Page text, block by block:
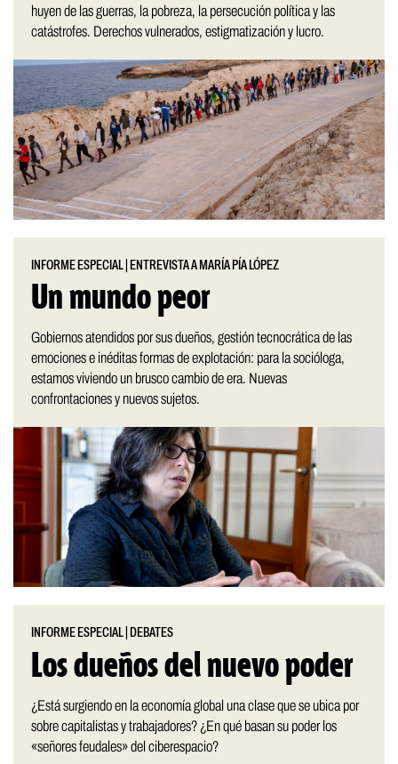
huyen de las guerras, la pobreza, la persecución política y las
catástrofes. Derechos vulnerados, estigmatización y lucro.
INFORME ESPECIAL ENTREVISTA A MARÍA PÍA LÓPEZ
Un mundo peor
Gobiernos atendidos por sus dueños, gestión tecnocrática de las
emociones e inéditas formas de explotación: para la socióloga,
estamos viviendo un brusco cambio de era. Nuevas
confrontaciones y nuevos sujetos.
INFORME ESPECIAL DEBATES
Los dueños del nuevo poder
¿Está surgiendo en la economía global una clase que se ubica por
sobre capitalistas y trabajadores? ¿En qué basan su poder los
«señores feudales» del ciberespacio?